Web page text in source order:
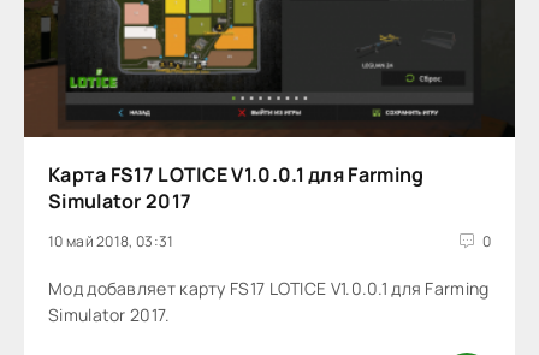
Карта FS17 LOTICE V1.0.0.1 для Farming
Simulator 2017
10 май 2018, 03:31 0
Мод добавляет карту FS17 LOTICE V1.0.0.1 для Farming
Simulator 2017.